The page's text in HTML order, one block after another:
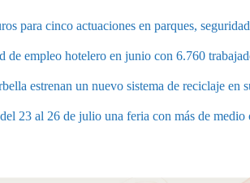
para cinco actuaciones en parques,
de empleo hotelero en junio con 6.760
estrenan un nuevo sistema de reciclaje en
23 al 26 de julio una feria con más de medio